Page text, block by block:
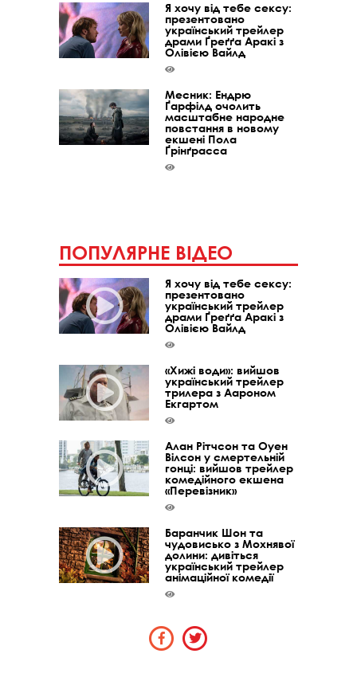
Я хочу від тебе сексу:
презентовано
український трейлер
драми Ґреґґа Аракі з
Олівією Вайлд
Месник: Ендрю
Ґарфілд очолить
масштабне народне
повстання в новому
екшені Пола
Ґрінґрасса
ПОПУЛЯРНЕ ВІДЕО
Я хочу від тебе сексу:
презентовано
український трейлер
драми Ґреґґа Аракі з
Олівією Вайлд
«Хижі води»: вийшов
український трейлер
трилера з Аароном
Екгартом
Алан Рітчсон та Оуен
Вілсон у смертельній
гонці: вийшов трейлер
комедійного екшена
«Перевізник»
Баранчик Шон та
чудовисько з Мохнявої
долини: дивіться
український трейлер
анімаційної комедії